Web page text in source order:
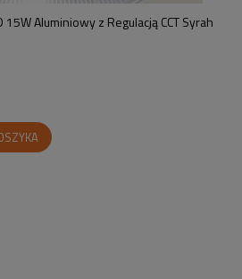
15W Aluminiowy z Regulacją CCT Syrah